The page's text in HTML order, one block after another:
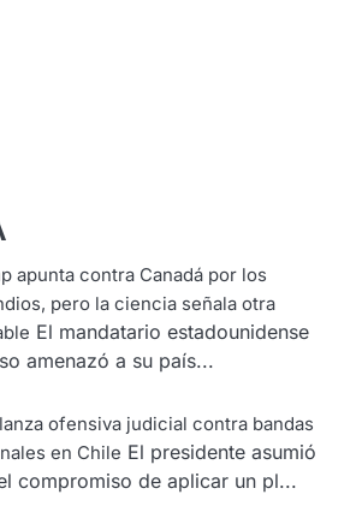
apunta contra Canadá por los
pero la ciencia señala otra
El mandatario estadounidense
amenazó a su país...
ofensiva judicial contra bandas
en Chile El presidente asumió
compromiso de aplicar un pl...